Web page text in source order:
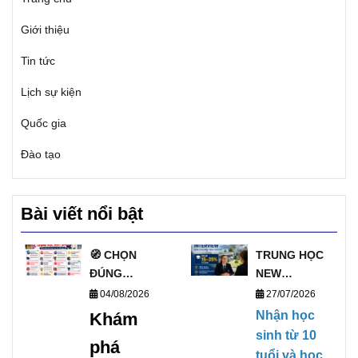
Giới thiệu
Tin tức
Lịch sự kiện
Quốc gia
Đào tạo
Bài viết nổi bật
🧭 CHỌN
ĐÚNG
TRƯỜNG, MỞ
ĐÚNG
TƯƠNG LAI
VỚI DANH
04/08/2026
Khám
phá
TRUNG HỌC
NEW
ZEALAND
PHỎNG VẤN
HỌC BỔNG
TRỰC TIẾP
27/07/2026
Nhận học
sinh từ 10
tuổi và học